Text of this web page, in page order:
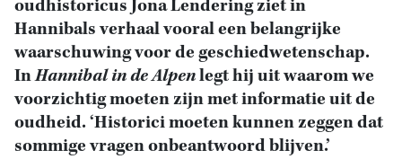
oudhistoricus Jona Lendering ziet in
Hannibals verhaal vooral een belangrijke
waarschuwing voor de geschiedwetenschap.
InHannibal in de Alpenlegt hij uit waarom we
voorzichtig moeten zijn met informatie uit de
oudheid. ‘Historici moeten kunnen zeggen dat
sommige vragen onbeantwoord blijven.’